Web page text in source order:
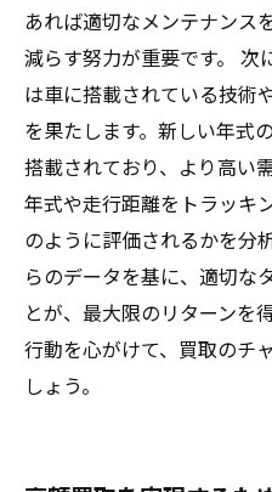
あれば適切なメンテナンス
減らす努力が重要です。 次
は車に搭載されている技術
を果たします。新しい年式
搭載されており、より高い
年式や走行距離をトラッキ
のように評価されるかを分
らのデータを基に、適切な
とが、最大限のリターンを
行動を心がけて、買取のチ
しょう。